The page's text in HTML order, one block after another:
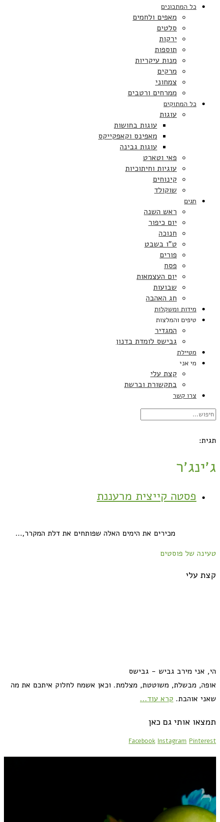
כל המתכונים
מאפים ולחמים
סלטים
ירקות
תוספות
מנות עיקריות
מרקים
צמחוני
ממרחים ורטבים
כל המתוקים
עוגות
עוגות בחושות
מאפינס וקאפקייקס
עוגות גבינה
פאי וטארט
עוגיות וחיתוכיות
קינוחים
שוקולד
חגים
ראש השנה
יום כיפור
חנוכה
ט”ו בשבט
פורים
פסח
יום העצמאות
שבועות
חג האהבה
מידות ומשקלות
טיפים והמלצות
המגדיר
גבישס לומדת בדנון
מטיילת
מי אני
קצת עלי
בתקשורת וברשת
צרו קשר
תגית:
ג׳ינג׳ר
פסטה קייצית מרעננת
מכירים את הימים האלה שפותחים את דלת המקרר,…
טעינה של פוסטים
קצת עלי
הי, אני מירב גביש - גבישס
אופה, מבשלת, משוטטת, מצלמת. וכאן אשמח לחלוק איתכם את מה
שאני אוהבת. קרא עוד...
תמצאו אותי גם כאן
Facebook Instagram Pinterest